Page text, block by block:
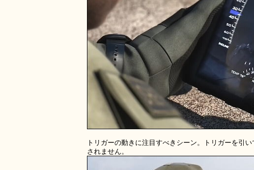
トリガーの動きに注目すべきシーン。トリガーを引
されません。